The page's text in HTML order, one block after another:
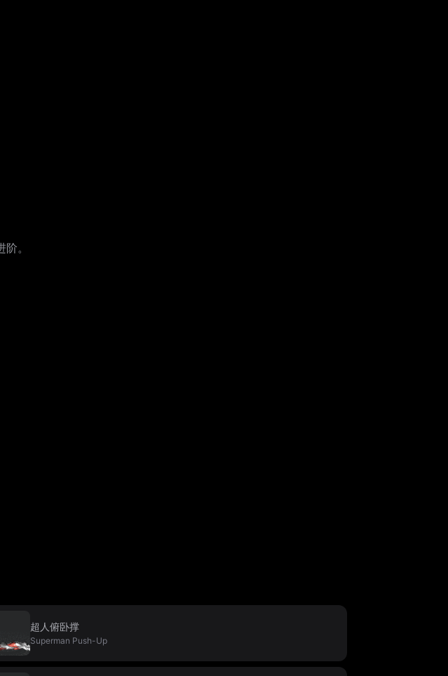
。
超人俯卧撑
Superman Push-Up